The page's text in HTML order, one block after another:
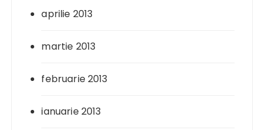
aprilie 2013
martie 2013
februarie 2013
ianuarie 2013